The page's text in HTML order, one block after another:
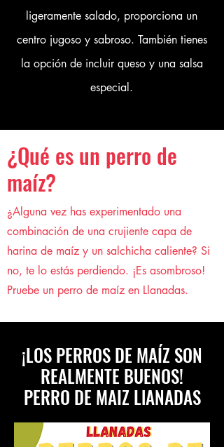
ligeramente salado, proporciona un
centro jugoso y sabroso. También tienes
la opción de incluir queso y una salsa
especial.
¿Qué es un perro de
maíz?
¿Alguna vez has experimentado una
combinación de una crujiente capa de
harina de maíz y un salchicha caliente? Si
no, te lo estás perdiendo. ¡Es asombroso!
Pruebe un perro de maíz en Llanadas.
¡LOS PERROS DE MAÍZ SON
REALMENTE BUENOS!
PERRO DE MAIZ LlANADAS